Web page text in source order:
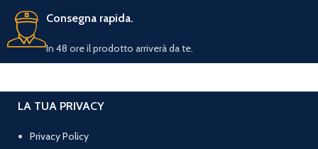
Consegna rapida.
In 48 ore il prodotto arriverà da te.
LA TUA PRIVACY
Privacy Policy